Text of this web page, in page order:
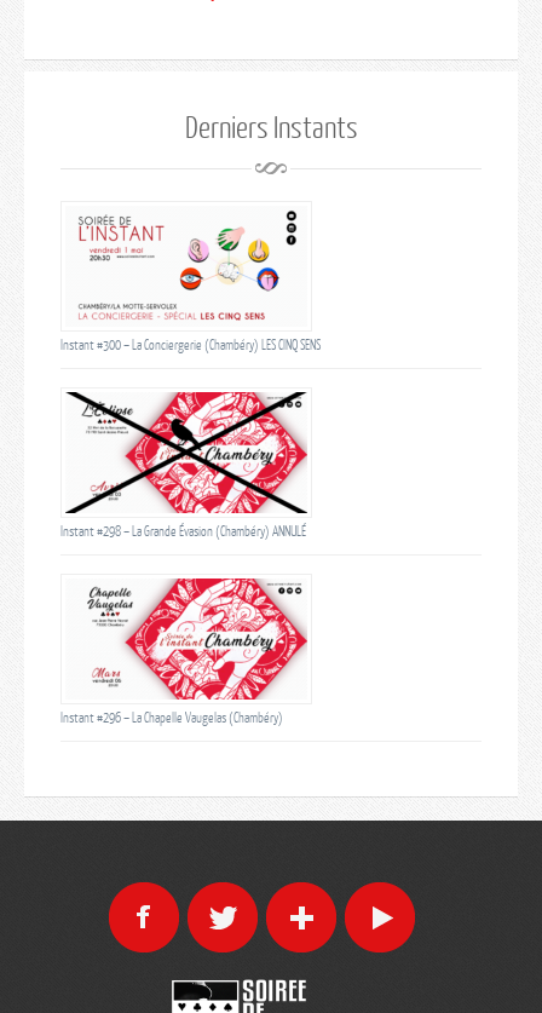
Derniers Instants
Instant #300 – La Conciergerie (Chambéry) LES CINQ SENS
Instant #298 – La Grande Évasion (Chambéry) ANNULÉ
Instant #296 – La Chapelle Vaugelas (Chambéry)